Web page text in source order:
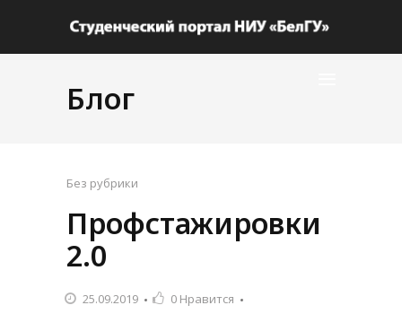
Блог
Без рубрики
Профстажировки
2.0
25.09.2019 0 Нравится